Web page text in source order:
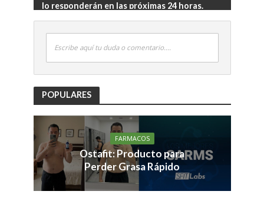
lo responderán en las próximas 24 horas.
Escribe aquí tu duda o comentario....
POPULARES
FARMACOS
Ostafit: Producto para
Perder Grasa Rápido